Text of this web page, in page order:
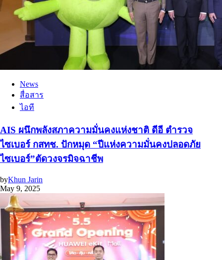
News
สื่อสาร
ไอที
AIS ผนึกพลังสภาความมั่นคงแห่งชาติ ดีอี ตำรวจ
ไซเบอร์ กสทช. ปักหมุด “ปีแห่งความมั่นคงปลอดภัย
ไซเบอร์”ตัดวงจรมิจฉาชีพ
byKhun Jarin
May 9, 2025